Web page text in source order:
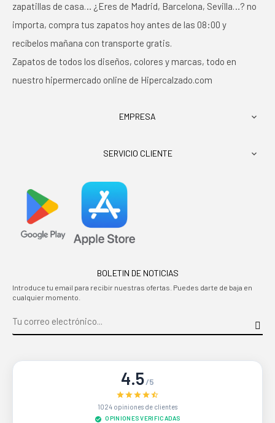
zapatillas de casa… ¿Eres de Madrid, Barcelona, Sevilla…? no
importa, compra tus zapatos hoy antes de las 08:00 y
recíbelos mañana con transporte gratis.
Zapatos de todos los diseños, colores y marcas, todo en
nuestro hipermercado online de Hipercalzado.com
EMPRESA 
SERVICIO CLIENTE 
BOLETIN DE NOTICIAS
Introduce tu email para recibir nuestras ofertas. Puedes darte de baja en
cualquier momento.
4.5/5
1024 opiniones de clientes
OPINIONES VERIFICADAS